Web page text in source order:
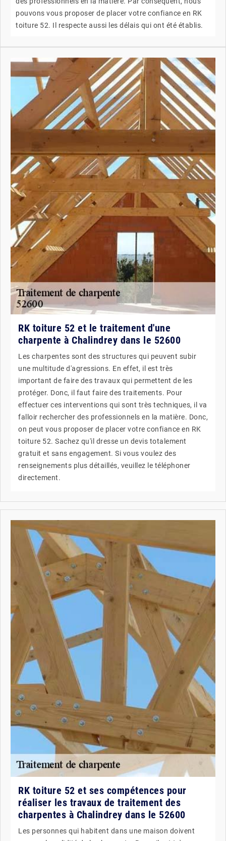
pouvons vous proposer de placer votre confiance en RK
toiture 52. Il respecte aussi les délais qui ont été établis.
RK toiture 52 et le traitement d'une
charpente à Chalindrey dans le 52600
Les charpentes sont des structures qui peuvent subir
une multitude d'agressions. En effet, il est très
important de faire des travaux qui permettent de les
protéger. Donc, il faut faire des traitements. Pour
effectuer ces interventions qui sont très techniques, il va
falloir rechercher des professionnels en la matière. Donc,
on peut vous proposer de placer votre confiance en RK
toiture 52. Sachez qu'il dresse un devis totalement
gratuit et sans engagement. Si vous voulez des
renseignements plus détaillés, veuillez le téléphoner
directement.
RK toiture 52 et ses compétences pour
réaliser les travaux de traitement des
charpentes à Chalindrey dans le 52600
Les personnes qui habitent dans une maison doivent